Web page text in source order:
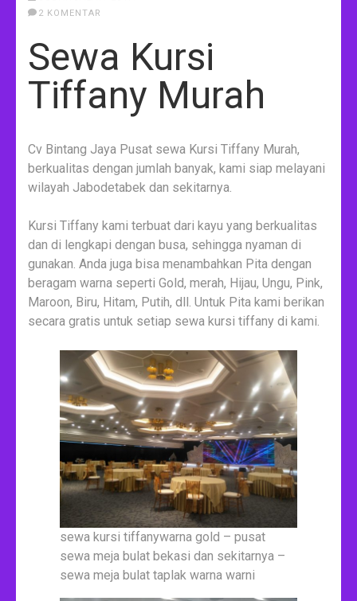
2 KOMENTAR
Sewa Kursi
Tiffany Murah
Cv Bintang Jaya Pusat sewa Kursi Tiffany Murah,
berkualitas dengan jumlah banyak, kami siap melayani
wilayah Jabodetabek dan sekitarnya.
Kursi Tiffany kami terbuat dari kayu yang berkualitas
dan di lengkapi dengan busa, sehingga nyaman di
gunakan. Anda juga bisa menambahkan Pita dengan
beragam warna seperti Gold, merah, Hijau, Ungu, Pink,
Maroon, Biru, Hitam, Putih, dll. Untuk Pita kami berikan
secara gratis untuk setiap sewa kursi tiffany di kami.
sewa kursi tiffanywarna gold – pusat
sewa meja bulat bekasi dan sekitarnya –
sewa meja bulat taplak warna warni